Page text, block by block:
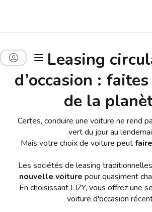
Leasing
d’occasion :
de la
Certes, conduire une voiture ne rend
vert du jour au
Mais votre choix de voiture peut
Les sociétés de leasing
nouvelle voiture pour quasiment
En choisissant LIZY, vous offrez une
voiture d'occasion